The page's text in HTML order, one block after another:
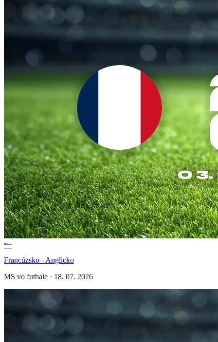
Francúzsko - Anglicko
MS vo futbale · 18. 07. 2026